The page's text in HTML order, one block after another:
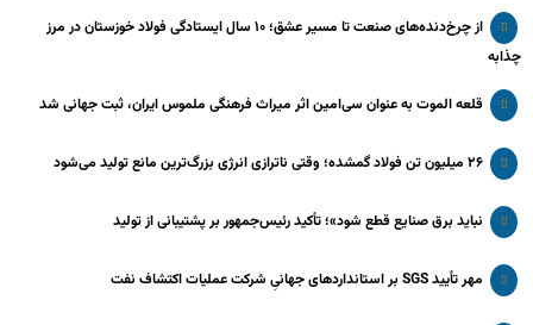
از چرخ‌دنده‌های صنعت تا مسیر عشق؛ ۱۰ سال ایستادگی فولاد خوزستان در مرز
چذابه
قلعه الموت به عنوان سی‌امین اثر میراث‌ فرهنگی ملموس ایران، ثبت جهانی شد
۲۶ میلیون تن فولاد گمشده؛ وقتی ناترازی انرژی بزرگ‌ترین مانع تولید می‌شود
نباید برق صنایع قطع شود»؛ تأکید رئیس‌جمهور بر پشتیبانی از تولید
مهر تأیید SGS بر استانداردهای جهانیِ شرکت عملیات اکتشاف نفت